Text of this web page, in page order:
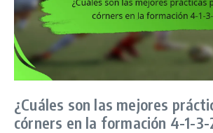
¿Cuáles son las mejores
córners en la formación 4-1-3-